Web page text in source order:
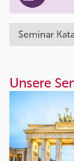
Seminar
Unsere